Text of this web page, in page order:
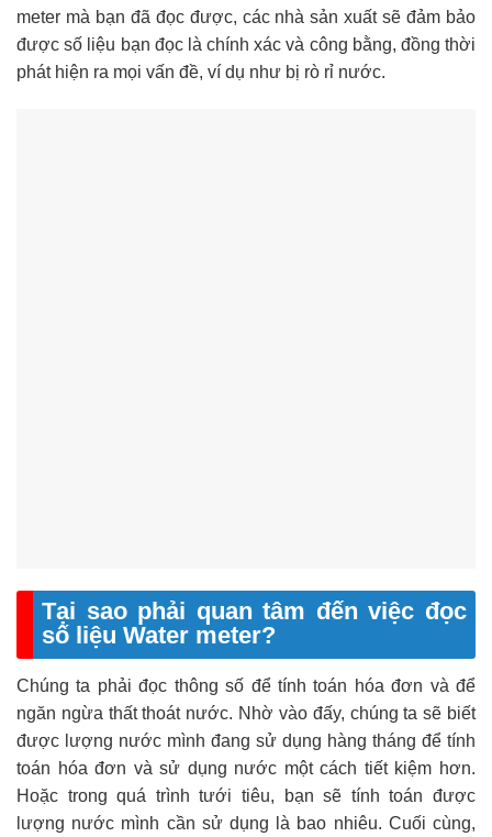
meter mà bạn đã đọc được, các nhà sản xuất sẽ đảm bảo
được số liệu bạn đọc là chính xác và công bằng, đồng thời
phát hiện ra mọi vấn đề, ví dụ như bị rò rỉ nước.
Tại sao phải quan tâm đến việc đọc
số liệu Water meter?
Chúng ta phải đọc thông số để tính toán hóa đơn và để
ngăn ngừa thất thoát nước. Nhờ vào đấy, chúng ta sẽ biết
được lượng nước mình đang sử dụng hàng tháng để tính
toán hóa đơn và sử dụng nước một cách tiết kiệm hơn.
Hoặc trong quá trình tưới tiêu, bạn sẽ tính toán được
lượng nước mình cần sử dụng là bao nhiêu. Cuối cùng,